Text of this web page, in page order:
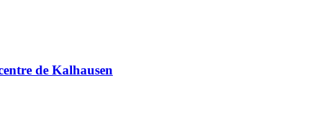
de Kalhausen